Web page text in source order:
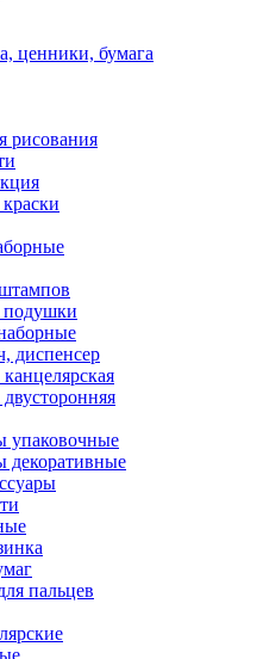
ценники, бумага
рисования
диспенсер
упаковочные
декоративные
пальцев